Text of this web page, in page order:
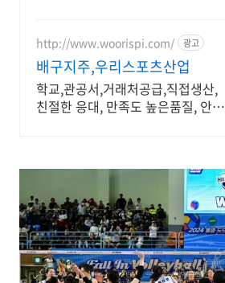
http://www.woorispi.com/ 광고
배구지주,우리스포츠산업
학교,관공서,거래처공급,직접생산,
친절한 응대, 만족도 높은품질, 안전